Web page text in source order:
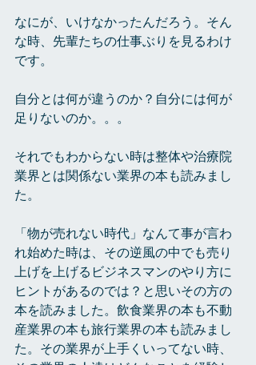
なにが、いけなかったんだろう。そん
な時、先輩たちの仕事ぶりを見るわけ
です。
自分とは何が違うのか？自分には何が
足りないのか。。。
それでもわからない時は整体や治療院
業界とは関係ない業界の本も読みまし
た。
「物が売れない時代」なんて事が言わ
れ始めた時は、その逆風の中でも売り
上げを上げるビジネスマンのやり方に
ヒントがあるのでは？と思いその方の
本を読みました。飲食業界の本も不動
産業界の本も旅行業界の本も読みまし
た。その業界が上手くいってない時、